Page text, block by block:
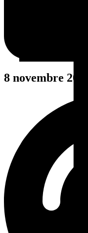
8 novembre 2025